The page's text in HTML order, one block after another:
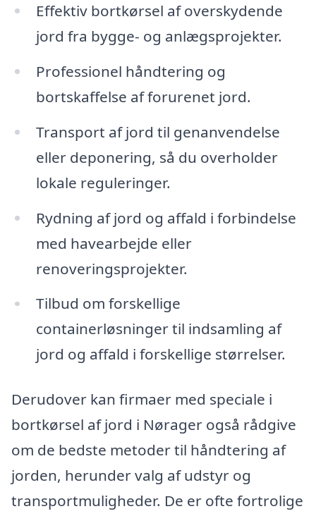
Effektiv bortkørsel af overskydende
jord fra bygge- og anlægsprojekter.
Professionel håndtering og
bortskaffelse af forurenet jord.
Transport af jord til genanvendelse
eller deponering, så du overholder
lokale reguleringer.
Rydning af jord og affald i forbindelse
med havearbejde eller
renoveringsprojekter.
Tilbud om forskellige
containerløsninger til indsamling af
jord og affald i forskellige størrelser.
Derudover kan firmaer med speciale i
bortkørsel af jord i Nørager også rådgive
om de bedste metoder til håndtering af
jorden, herunder valg af udstyr og
transportmuligheder. De er ofte fortrolige